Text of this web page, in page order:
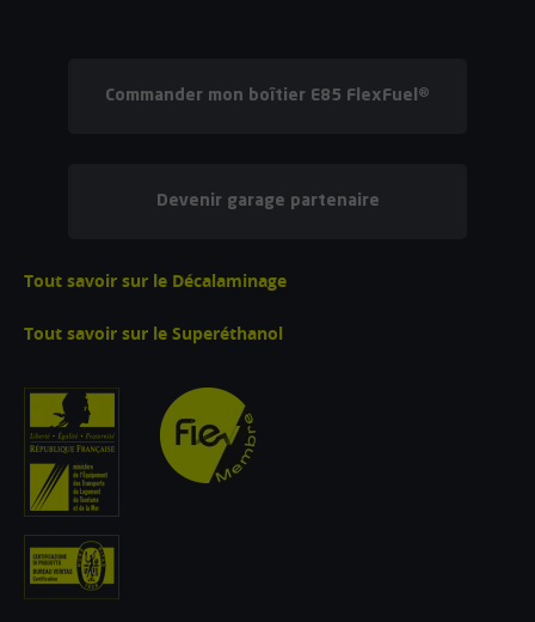
Commander mon boîtier E85 FlexFuel®
Devenir garage partenaire
Tout savoir sur le Décalaminage
Tout savoir sur le Superéthanol